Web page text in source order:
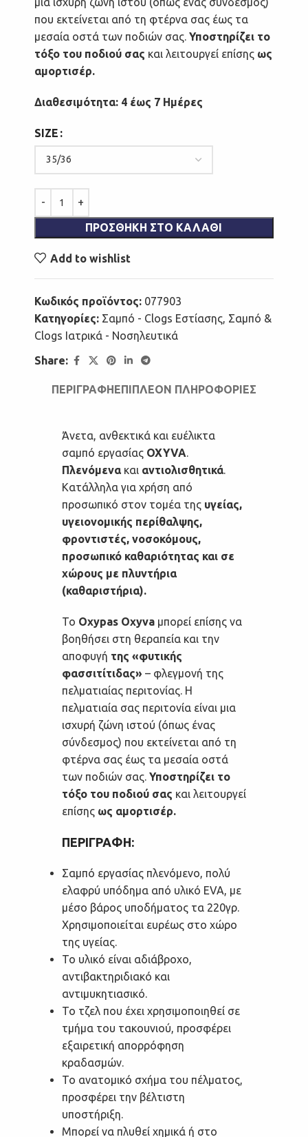
που εκτείνεται από τη φτέρνα σας έως τα
μεσαία οστά των ποδιών σας. Υποστηρίζει το
τόξο του ποδιού σας και λειτουργεί επίσης ως
αμορτισέρ.
Διαθεσιμότητα: 4 έως 7 Ημέρες
SIZE
ΠΡΟΣΘΉΚΗ ΣΤΟ ΚΑΛΆΘΙ
Add to wishlist
Κωδικός προϊόντος: 077903
Κατηγορίες: Σαμπό - Clogs Εστίασης, Σαμπό &
Clogs Ιατρικά - Νοσηλευτικά
Share:
ΠΕΡΙΓΡΑΦΉΕΠΙΠΛΈΟΝ ΠΛΗΡΟΦΟΡΊΕΣ
Άνετα, ανθεκτικά και ευέλικτα
σαμπό εργασίας OXYVA.
Πλενόμενακαι αντιολισθητικά.
Κατάλληλα για χρήση από
προσωπικό στον τομέα της υγείας,
υγειονομικής περίθαλψης,
φροντιστές, νοσοκόμους,
προσωπικό καθαριότητας και σε
χώρους με πλυντήρια
(καθαριστήρια).
Το Oxypas Oxyva μπορεί επίσης να
βοηθήσει στη θεραπεία και την
αποφυγή της «φυτικής
φασσιτίτιδας» – φλεγμονή της
πελματιαίας περιτονίας. Η
πελματιαία σας περιτονία είναι μια
ισχυρή ζώνη ιστού (όπως ένας
σύνδεσμος) που εκτείνεται από τη
φτέρνα σας έως τα μεσαία οστά
των ποδιών σας. Υποστηρίζει το
τόξο του ποδιού σας και λειτουργεί
επίσης ως αμορτισέρ.
ΠΕΡΙΓΡΑΦΗ:
Σαμπό εργασίας πλενόμενο, πολύ
ελαφρύ υπόδημα από υλικό EVA, με
μέσο βάρος υποδήματος τα 220γρ.
Χρησιμοποιείται ευρέως στο χώρο
της υγείας.
Το υλικό είναι αδιάβροχο,
αντιβακτηριδιακό και
αντιμυκητιασικό.
Το τζελ που έχει χρησιμοποιηθεί σε
τμήμα του τακουνιού, προσφέρει
εξαιρετική απορρόφηση
κραδασμών.
Το ανατομικό σχήμα του πέλματος,
προσφέρει την βέλτιστη
υποστήριξη.
Μπορεί να πλυθεί χημικά ή στο